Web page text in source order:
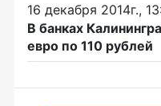
16 декабря 2014г.,
В банках
евро по 110 рублей